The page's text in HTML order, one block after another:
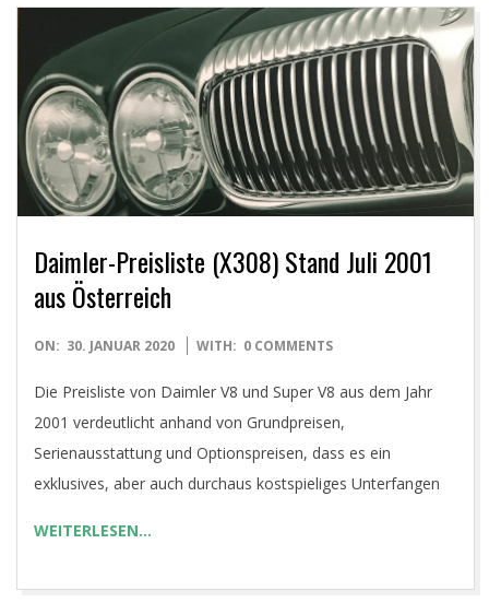
Daimler-Preisliste (X308) Stand Juli 2001
aus Österreich
2020-
ON: 30. JANUAR 2020 WITH: 0 COMMENTS
Die Preisliste von Daimler V8 und Super V8 aus dem Jahr
2001 verdeutlicht anhand von Grundpreisen,
Serienausstattung und Optionspreisen, dass es ein
exklusives, aber auch durchaus kostspieliges Unterfangen
WEITERLESEN…